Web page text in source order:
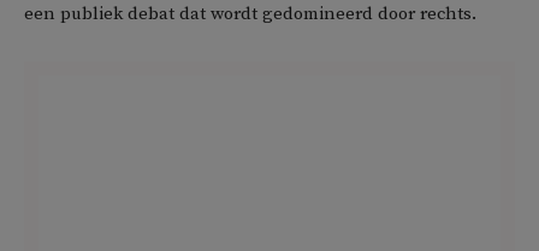
een publiek debat dat wordt gedomineerd door rechts.